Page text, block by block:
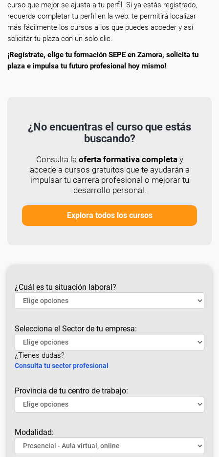
curso que mejor se ajusta a tu perfil. Si ya estás registrado,
recuerda completar tu perfil en la web: te permitirá localizar
más fácilmente los cursos a los que puedes acceder y así
solicitar tu plaza con un solo clic.
¡Regístrate, elige tu formación SEPE en Zamora, solicita tu
plaza e impulsa tu futuro profesional hoy mismo!
¿No encuentras el curso que estás
buscando?
Consulta la oferta formativa completay
accede a cursos gratuitos que te ayudarán a
impulsar tu carrera profesional o mejorar tu
desarrollo personal.
Explora todos los cursos
¿Cuál es tu situación laboral?
Selecciona el Sector de tu empresa:
¿Tienes dudas?
Consulta tu sector profesional
Provincia de tu centro de trabajo:
Modalidad: